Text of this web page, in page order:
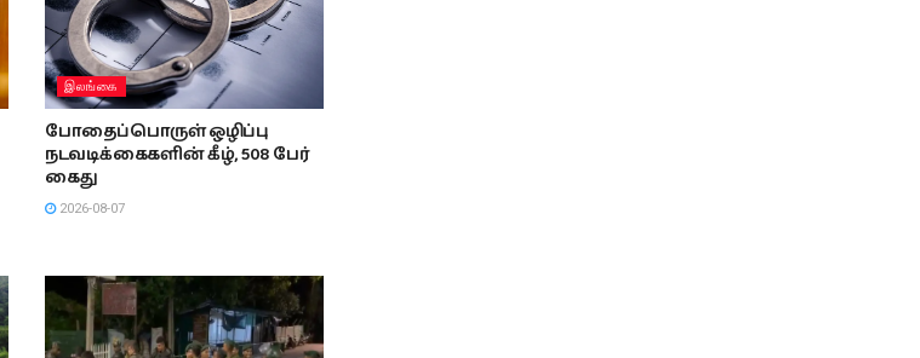
இலங்கை
போதைப்பொருள் ஒழிப்பு
நடவடிக்கைகளின் கீழ், 508 பேர்
கைது
2026-08-07